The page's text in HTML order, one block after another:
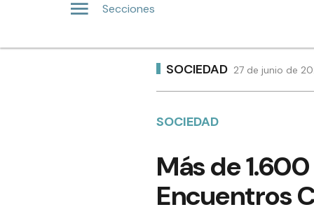
Secciones
SOCIEDAD 27 de junio de
SOCIEDAD
Más de
Encuentros